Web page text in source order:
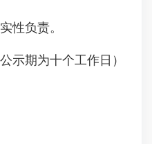
负责。
期为十个工作日）